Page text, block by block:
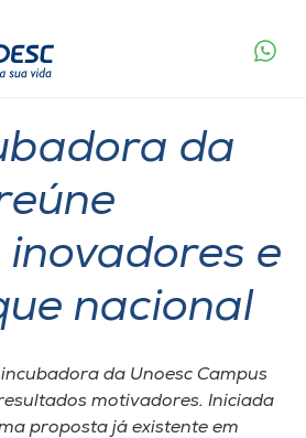
da
e
nacional
da Unoesc Campus
motivadores. Iniciada
proposta já existente em